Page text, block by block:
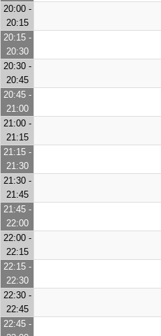
20:00 -
20:15
20:15 -
20:30
20:30 -
20:45
20:45 -
21:00
21:00 -
21:15
21:15 -
21:30
21:30 -
21:45
21:45 -
22:00
22:00 -
22:15
22:15 -
22:30
22:30 -
22:45
22:45 -